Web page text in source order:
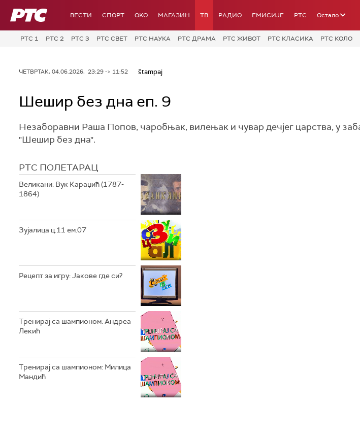
РТС ВЕСТИ СПОРТ OKO МАГАЗИН ТВ РАДИО ЕМИСИЈЕ РТС Остало
РТС 1 РТС 2 РТС 3 РТС СВЕТ РТС НАУКА РТС ДРАМА РТС ЖИВОТ РТС КЛАСИКА РТС КОЛО
ЧЕТВРТАК, 04.06.2026, 23:29 -> 11:52 štampaj
Шешир без дна еп. 9
Незаборавни Раша Попов‚ чаробњак, вилењак и чувар дечјег царства, у
"Шешир без дна".
РТС ПОЛЕТАРАЦ
Великани: Вук Караџић (1787-
1864)
Зујалица ц.11 ем.07
Рецепт за игру: Јакове где си?
Тренирај са шампионом: Андреа
Лекић
Тренирај са шампионом: Милица
Мандић